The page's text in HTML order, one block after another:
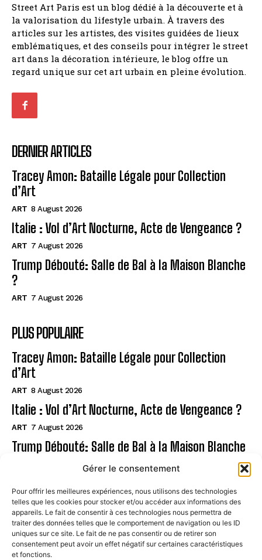
Gérer le consentement
Pour offrir les meilleures expériences, nous utilisons des technologies
telles que les cookies pour stocker et/ou accéder aux informations des
appareils. Le fait de consentir à ces technologies nous permettra de
traiter des données telles que le comportement de navigation ou les ID
uniques sur ce site. Le fait de ne pas consentir ou de retirer son
consentement peut avoir un effet négatif sur certaines caractéristiques
et fonctions.
Street Art Paris est un blog dédié à la découverte et à
la valorisation du lifestyle urbain. À travers des
articles sur les artistes, des visites guidées de lieux
emblématiques, et des conseils pour intégrer le street
art dans la décoration intérieure, le blog offre un
regard unique sur cet art urbain en pleine évolution.
DERNIER ARTICLES
Tracey Amon: Bataille Légale pour Collection
d’Art
ART 8 August 2026
Italie : Vol d’Art Nocturne, Acte de Vengeance ?
ART 7 August 2026
Trump Débouté: Salle de Bal à la Maison Blanche
?
ART 7 August 2026
PLUS POPULAIRE
Tracey Amon: Bataille Légale pour Collection
d’Art
ART 8 August 2026
Italie : Vol d’Art Nocturne, Acte de Vengeance ?
ART 7 August 2026
Trump Débouté: Salle de Bal à la Maison Blanche
Page
CONTACT